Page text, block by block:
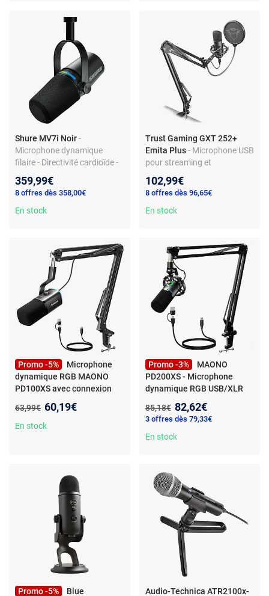
Shure MV7i Noir-
Microphone dynamique
filaire - Directivité cardioïde -
XLR/USB - Prise casque
359,99€
8 offres dès 358,00€
En stock
Trust Gaming GXT 252+
Emita Plus - Microphone USB
pour streaming et
qualité - directivité cardioïde -
bras orientable - filtre anti
pop - monture antivibration
102,99€
8 offres dès 96,65€
En stock
Promo -5%
Microphone
dynamique RGB MAONO
PD100XS avec connexion
Ancien prix :
63,99€ Nouveau prix :
60,19€
En stock
Promo -3%
MAONO
PD200XS - Microphone
dynamique RGB USB/XLR
Ancien prix :
85,18€ Nouveau prix :
82,62€
3 offres dès 79,33€
En stock
Promo -5% Blue Audio-Technica ATR2100x-